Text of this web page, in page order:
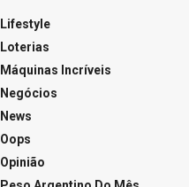
Lifestyle
Loterias
Máquinas Incríveis
Negócios
News
Oops
Opinião